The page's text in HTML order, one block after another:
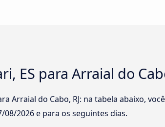
ES para Arraial do
Arraial do Cabo, RJ: na tabela abaixo, você
08/2026e para os seguintes dias.